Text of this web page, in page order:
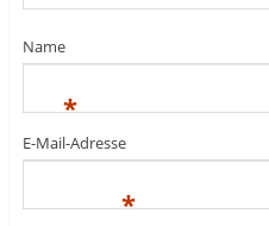
Name
*
E-Mail-Adresse
*